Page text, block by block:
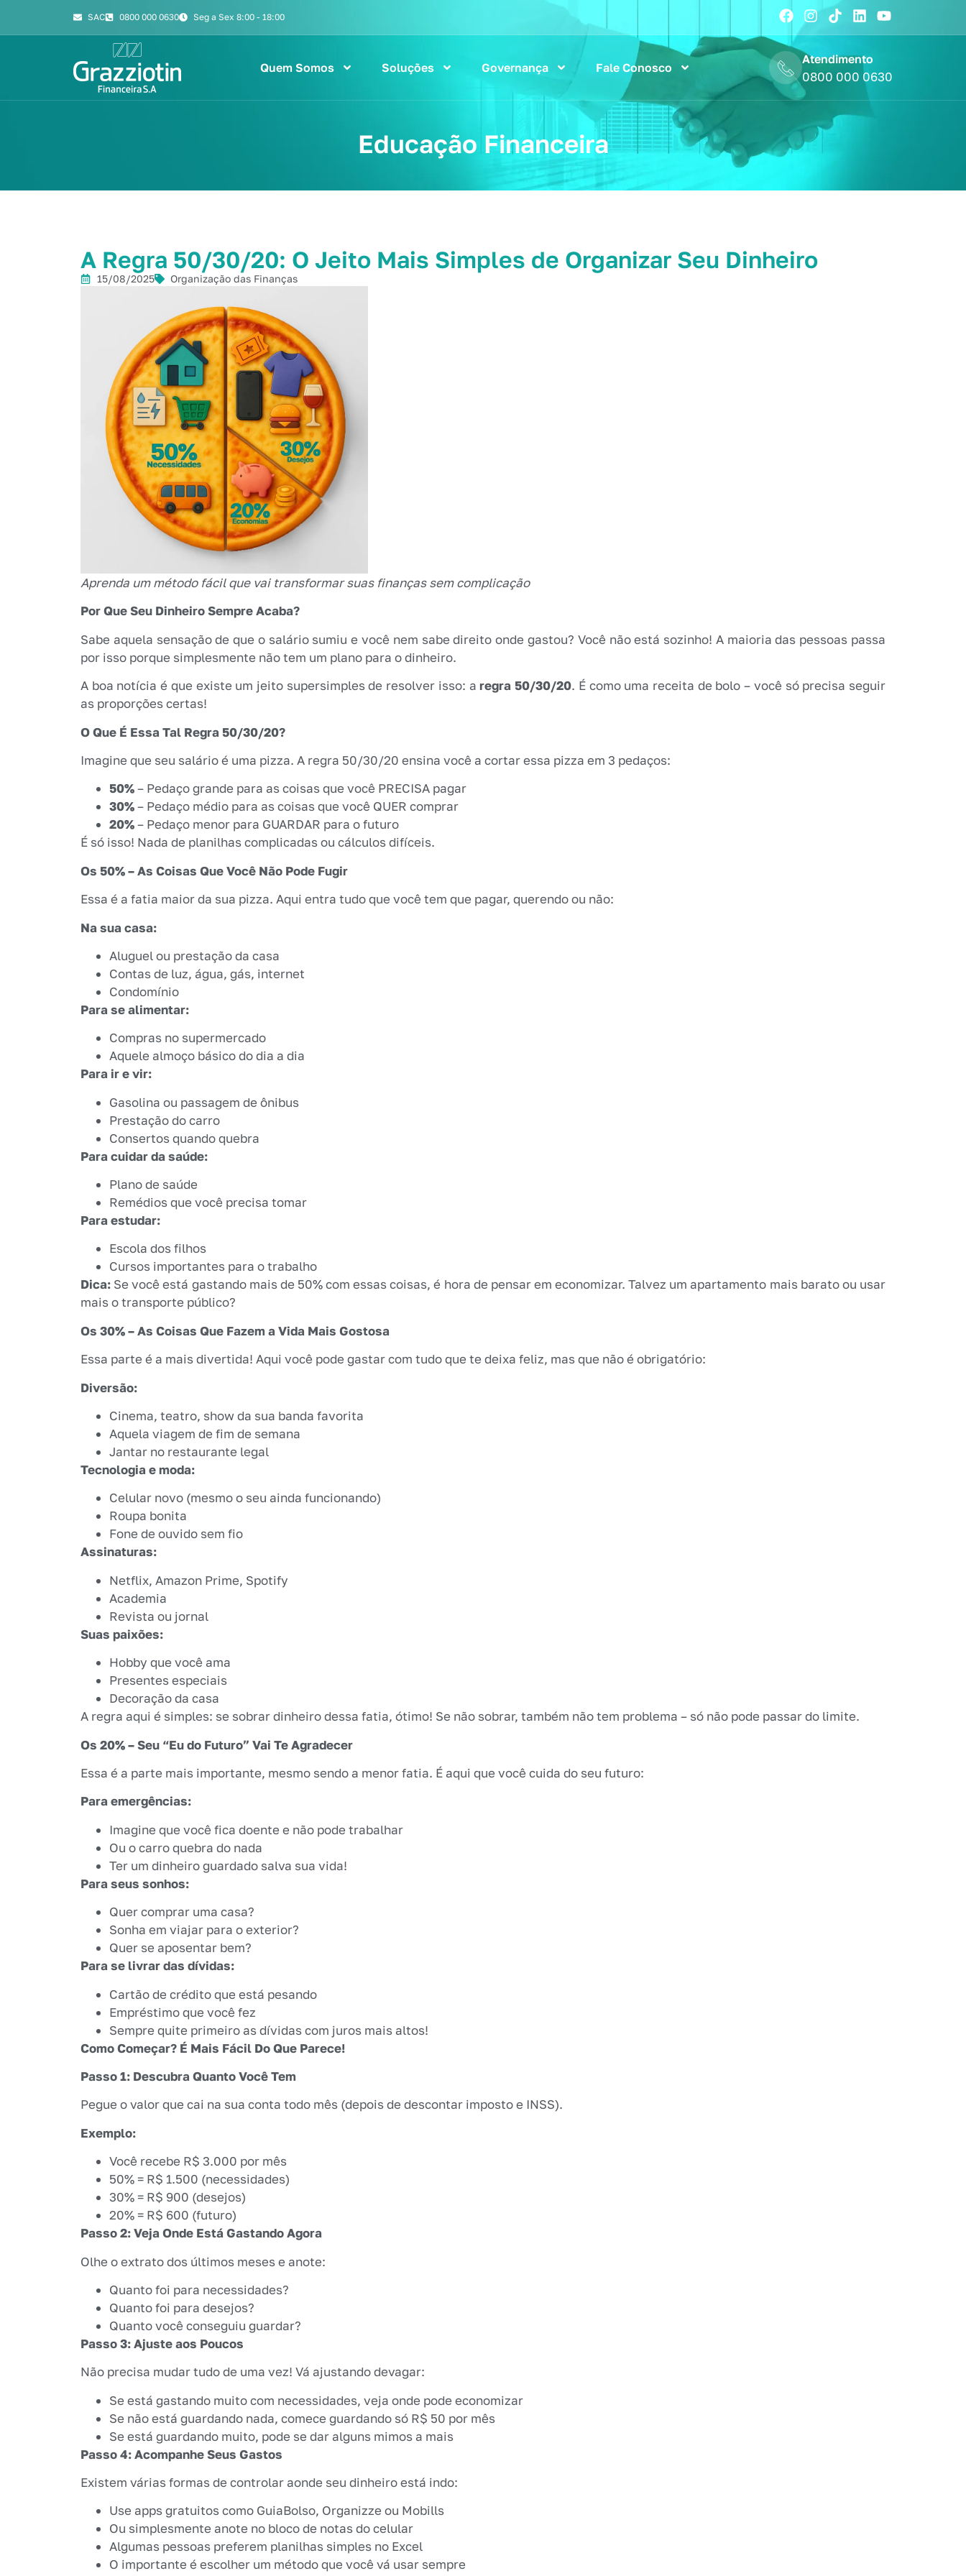
SAC 0800 000 0630 Seg a Sex 8:00 - 18:00
Quem Somos Soluções Governança Fale Conosco
Atendimento
0800 000 0630
Educação Financeira
A Regra 50/30/20: O Jeito Mais Simples de Organizar Seu Dinheiro
15/08/2025 Organização das Finanças
Aprenda um método fácil que vai transformar suas finanças sem complicação
Por Que Seu Dinheiro Sempre Acaba?
Sabe aquela sensação de que o salário sumiu e você nem sabe direito onde gastou? Você não está sozinho! A maioria das pessoas passa
por isso porque simplesmente não tem um plano para o dinheiro.
A boa notícia é que existe um jeito supersimples de resolver isso: aregra 50/30/20. É como uma receita de bolo – você só precisa seguir
as proporções certas!
O Que É Essa Tal Regra 50/30/20?
Imagine que seu salário é uma pizza. A regra 50/30/20 ensina você a cortar essa pizza em 3 pedaços:
50%– Pedaço grande para as coisas que você PRECISA pagar
30%– Pedaço médio para as coisas que você QUER comprar
20%– Pedaço menor para GUARDAR para o futuro
É só isso! Nada de planilhas complicadas ou cálculos difíceis.
Os 50% – As Coisas Que Você Não Pode Fugir
Essa é a fatia maior da sua pizza. Aqui entra tudo que você tem que pagar, querendo ou não:
Na sua casa:
Aluguel ou prestação da casa
Contas de luz, água, gás, internet
Condomínio
Para se alimentar:
Compras no supermercado
Aquele almoço básico do dia a dia
Para ir e vir:
Gasolina ou passagem de ônibus
Prestação do carro
Consertos quando quebra
Para cuidar da saúde:
Plano de saúde
Remédios que você precisa tomar
Para estudar:
Escola dos filhos
Cursos importantes para o trabalho
Dica: Se você está gastando mais de 50% com essas coisas, é hora de pensar em economizar. Talvez um apartamento mais barato ou usar
mais o transporte público?
Os 30% – As Coisas Que Fazem a Vida Mais Gostosa
Essa parte é a mais divertida! Aqui você pode gastar com tudo que te deixa feliz, mas que não é obrigatório:
Diversão:
Cinema, teatro, show da sua banda favorita
Aquela viagem de fim de semana
Jantar no restaurante legal
Tecnologia e moda:
Celular novo (mesmo o seu ainda funcionando)
Roupa bonita
Fone de ouvido sem fio
Assinaturas:
Netflix, Amazon Prime, Spotify
Academia
Revista ou jornal
Suas paixões:
Hobby que você ama
Presentes especiais
Decoração da casa
A regra aqui é simples: se sobrar dinheiro dessa fatia, ótimo! Se não sobrar, também não tem problema – só não pode passar do limite.
Os 20% – Seu “Eu do Futuro” Vai Te Agradecer
Essa é a parte mais importante, mesmo sendo a menor fatia. É aqui que você cuida do seu futuro:
Para emergências:
Imagine que você fica doente e não pode trabalhar
Ou o carro quebra do nada
Ter um dinheiro guardado salva sua vida!
Para seus sonhos:
Quer comprar uma casa?
Sonha em viajar para o exterior?
Quer se aposentar bem?
Para se livrar das dívidas:
Cartão de crédito que está pesando
Empréstimo que você fez
Sempre quite primeiro as dívidas com juros mais altos!
Como Começar? É Mais Fácil Do Que Parece!
Passo 1: Descubra Quanto Você Tem
Pegue o valor que cai na sua conta todo mês (depois de descontar imposto e INSS).
Exemplo:
Você recebe R$ 3.000 por mês
50% = R$ 1.500 (necessidades)
30% = R$ 900 (desejos)
20% = R$ 600 (futuro)
Passo 2: Veja Onde Está Gastando Agora
Olhe o extrato dos últimos meses e anote:
Quanto foi para necessidades?
Quanto foi para desejos?
Quanto você conseguiu guardar?
Passo 3: Ajuste aos Poucos
Não precisa mudar tudo de uma vez! Vá ajustando devagar:
Se está gastando muito com necessidades, veja onde pode economizar
Se não está guardando nada, comece guardando só R$ 50 por mês
Se está guardando muito, pode se dar alguns mimos a mais
Passo 4: Acompanhe Seus Gastos
Existem várias formas de controlar aonde seu dinheiro está indo:
Use apps gratuitos como GuiaBolso, Organizze ou Mobills
Ou simplesmente anote no bloco de notas do celular
Algumas pessoas preferem planilhas simples no Excel
O importante é escolher um método que você vá usar sempre